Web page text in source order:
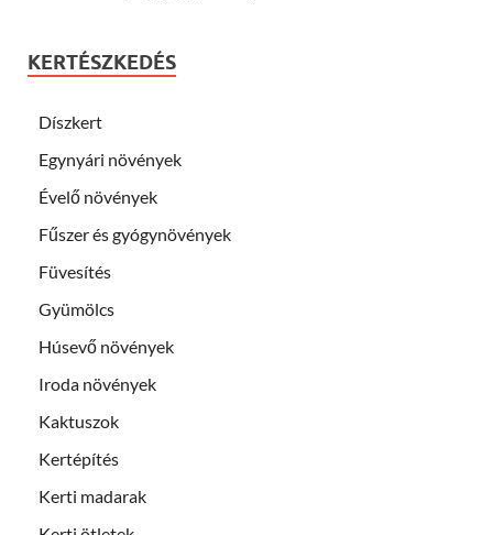
KERTÉSZKEDÉS
Díszkert
Egynyári növények
Évelő növények
Fűszer és gyógynövények
Füvesítés
Gyümölcs
Húsevő növények
Iroda növények
Kaktuszok
Kertépítés
Kerti madarak